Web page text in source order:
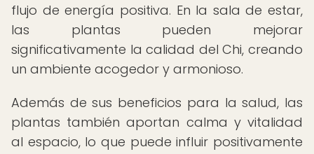
flujo de energía positiva. En la sala de estar,
las plantas pueden mejorar
significativamente la calidad del Chi, creando
un ambiente acogedor y armonioso.
Además de sus beneficios para la salud, las
plantas también aportan calma y vitalidad
al espacio, lo que puede influir positivamente